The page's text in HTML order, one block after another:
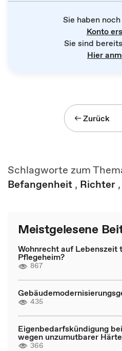
Sie haben
Konto
Sie sind
Hier
Zurück
Schlagworte zum
Befangenheit , Richter ,
Meistgelesene
Wohnrecht auf Lebenszeit
Pflegeheim?
867
435
Eigenbedarfskündigung
wegen unzumutbarer
366